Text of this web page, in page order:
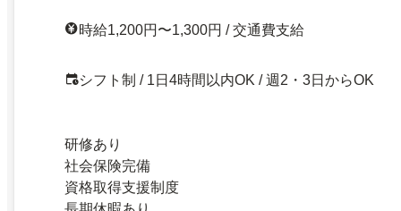
時給1,200円〜1,300円 / 交通費支給
シフト制 / 1日4時間以内OK / 週2・3日からOK
研修あり
社会保険完備
資格取得支援制度